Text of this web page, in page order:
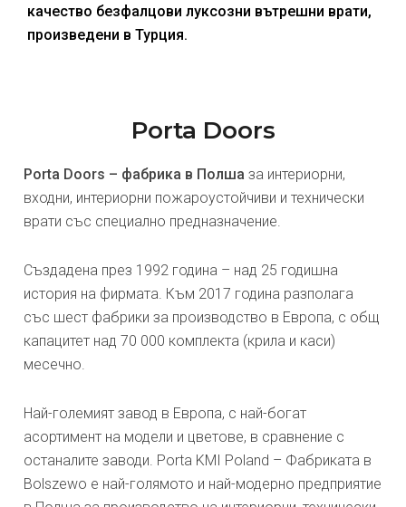
качество безфалцови луксозни вътрешни врати,
произведени в Турция.
Porta Doors
Porta Doors – фабрика в Полша за интериорни,
входни, интериорни пожароустойчиви и технически
врати със специално предназначение.
Създадена през 1992 година – над 25 годишна
история на фирмата. Към 2017 година разполага
със шест фабрики за производство в Европа, с общ
капацитет над 70 000 комплекта (крила и каси)
месечно.
Най-големият завод в Европа, с най-богат
асортимент на модели и цветове, в сравнение с
останалите заводи. Porta KMI Poland – Фабриката в
Bolszewo е най-голямото и най-модерно предприятие